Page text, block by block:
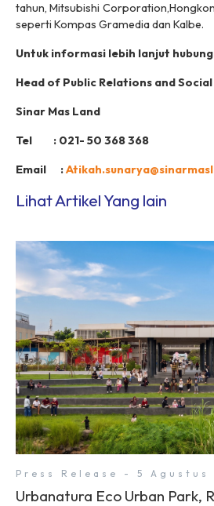
tahun, Mitsubishi
seperti Kompas Gramedia dan Kalbe.
Untuk informasi lebih lanjut
Head of Public Relations and
Sinar Mas Land
Tel : 021- 50 368 368
Email :
Lihat Artikel Yang lain
Press Release - 5 Agustus
Urbanatura Eco Urban Park,